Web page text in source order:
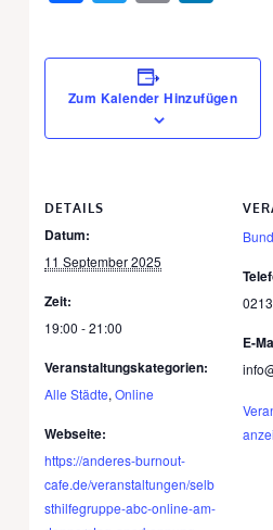
Zum Kalender Hinzufügen
DETAILS
Datum:
11 September 2025
Zeit:
19:00 - 21:00
Veranstaltungskategorien:
Alle Städte,Online
Webseite:
https://anderes-burnout-
cafe.de/veranstaltungen/selb
sthilfegruppe-abc-online-am-
E-